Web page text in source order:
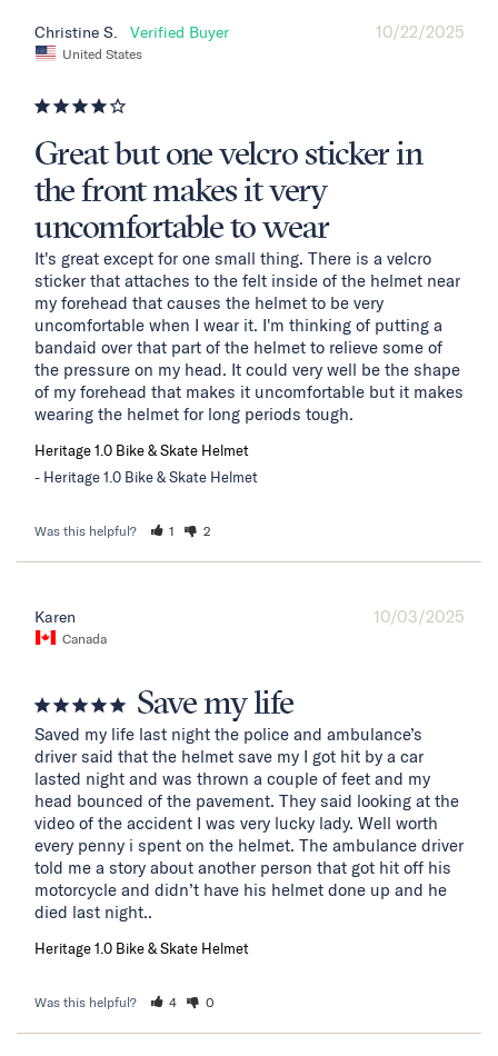
10/22/2025
Christine S.
United States
Great but one velcro sticker in
the front makes it very
uncomfortable to wear
It's great except for one small thing. There is a velcro
sticker that attaches to the felt inside of the helmet near
my forehead that causes the helmet to be very
uncomfortable when I wear it. I'm thinking of putting a
bandaid over that part of the helmet to relieve some of
the pressure on my head. It could very well be the shape
of my forehead that makes it uncomfortable but it makes
wearing the helmet for long periods tough.
Heritage 1.0 Bike & Skate Helmet
Heritage 1.0 Bike & Skate Helmet
Was this helpful? 1 2
10/03/2025
Karen
Canada
Save my life
Saved my life last night the police and ambulance’s
driver said that the helmet save my I got hit by a car
lasted night and was thrown a couple of feet and my
head bounced of the pavement. They said looking at the
video of the accident I was very lucky lady. Well worth
every penny i spent on the helmet. The ambulance driver
told me a story about another person that got hit off his
motorcycle and didn’t have his helmet done up and he
died last night..
Heritage 1.0 Bike & Skate Helmet
Was this helpful? 4 0